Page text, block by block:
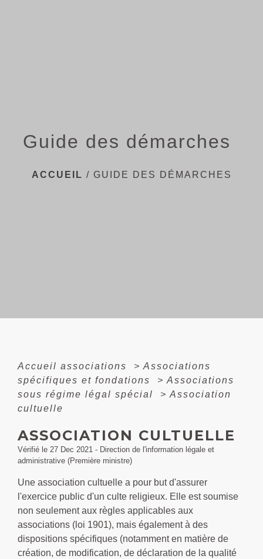
Guide des démarches
ACCUEIL / GUIDE DES DÉMARCHES
Accueil associations > Associations
spécifiques et fondations
> Associations
sous régime légal spécial
> Association
cultuelle
ASSOCIATION CULTUELLE
Vérifié le 27 Dec 2021 - Direction de l'information légale et
administrative (Première ministre)
Une association cultuelle a pour but d'assurer
l'exercice public d'un culte religieux. Elle est soumise
non seulement aux règles applicables aux
associations (loi 1901), mais également à des
dispositions spécifiques (notamment en matière de
création, de modification, de déclaration de la qualité